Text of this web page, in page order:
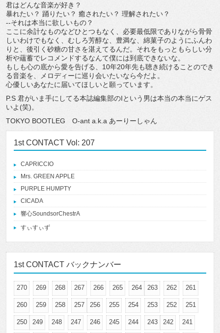
君はどんな音楽が好き？
暴れたい？ 踊りたい？ 癒されたい？ 理解されたい？
--それは本当に欲しいもの？
ここに余計なものなどひとつもなく、必要最低限でありながら骨骨
しいわけでもなく、むしろ芳醇な、豊満な、綿菓子のようにふんわ
りと、後引く砂糖の甘さを湛えてるんだ。それをもっともらしい分
析や蘊蓄でレコメンドするなんて僕には到底できないな。
もしも心の底から愛を告げる、10年20年先も聴き続けることのでき
る音楽を、メロディーに巡り会いたいなら今だよ。
心優しいあなたに届いてほしいと願っています。
P.S 君がいま手にしてる本誌編集部のIという男は本当の本当にゲス
いよ(笑)。
TOKYO BOOTLEG O-ant a.k.a あーりーしゃん
1st CONTACT Vol: 207
CAPRICCIO
Mrs. GREEN APPLE
PURPLE HUMPTY
CICADA
響心SoundsorChestrA
すぃすぃず
1st CONTACT バックナンバー
270 269 268 267 266 265 264 263 262 261
260 259 258 257 256 255 254 253 252 251
250 249 248 247 246 245 244 243 242 241